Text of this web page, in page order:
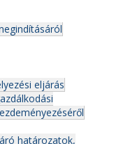
eljárás
határozatok,